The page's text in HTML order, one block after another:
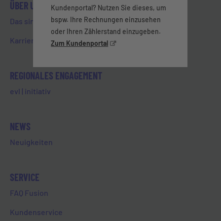
ÜBER UNS
Das sind wir
Karriere & Ausbildung
REGIONALES ENGAGEMENT
evl | initiativ
NEWS
Neuigkeiten
SERVICE
FAQ Fusion
Kundenservice
Kundenportal? Nutzen Sie dieses, um
bspw. Ihre Rechnungen einzusehen
oder Ihren Zählerstand einzugeben.
Zum Kundenportal